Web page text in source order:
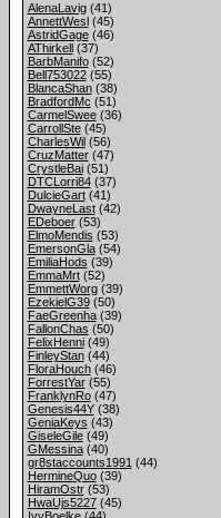
AlenaLavig(41)
AnnettWesl(45)
AstridGage(46)
AThirkell(37)
BarbManifo(52)
Bell753022(55)
BlancaShan(38)
BradfordMc (51)
CarmelSwee(36)
CarrollSte(45)
CharlesWil(56)
CruzMatter(47)
CrystleBai(51)
DTCLorri84(37)
DulcieGart(41)
DwayneLast(42)
EDeboer(53)
ElmoMendis (53)
EmersonGla(54)
EmiliaHods (39)
EmmaMrt(52)
EmmettWorg(39)
EzekielG39(50)
FaeGreenha(39)
FallonChas (50)
FelixHenni(49)
FinleyStan(44)
FloraHouch(46)
ForrestYar(55)
FranklynRo(47)
Genesis44Y(38)
GeniaKeys (43)
GiseleGile(49)
GMessina(40)
gr8staccounts1991 (44)
HermineQuo(39)
HiramOstr(53)
HwaUjs5227(45)